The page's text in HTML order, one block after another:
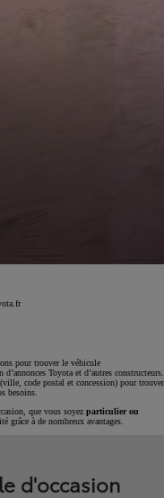
pour trouver le véhicule
Toyota et d’autres constructeurs.
code postal et concession) pour trouver
besoins.
que vous soyez particulier ou
grâce à de nombreux avantages.
d'occasion